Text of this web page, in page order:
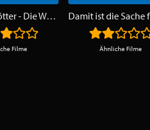
Spiel der Götter - Die Weltmeisterschaft
Filme Ähnliche Filme